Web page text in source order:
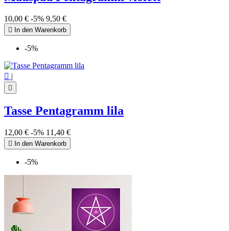
10,00 € -5% 9,50 €
 In den Warenkorb
-5%
 |

Tasse Pentagramm lila
12,00 € -5% 11,40 €
 In den Warenkorb
-5%